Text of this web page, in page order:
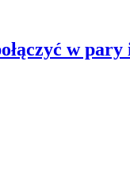
w